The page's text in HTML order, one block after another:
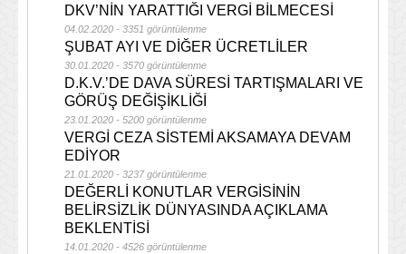
DKV’NİN YARATTIĞI VERGİ BİLMECESİ
04.02.2020 - 3351 görüntülenme
ŞUBAT AYI VE DİĞER ÜCRETLİLER
30.01.2020 - 3570 görüntülenme
D.K.V.’DE DAVA SÜRESİ TARTIŞMALARI VE
GÖRÜŞ DEĞİŞİKLİĞİ
23.01.2020 - 5200 görüntülenme
VERGİ CEZA SİSTEMİ AKSAMAYA DEVAM
EDİYOR
21.01.2020 - 3237 görüntülenme
DEĞERLİ KONUTLAR VERGİSİNİN
BELİRSİZLİK DÜNYASINDA AÇIKLAMA
BEKLENTİSİ
14.01.2020 - 4526 görüntülenme